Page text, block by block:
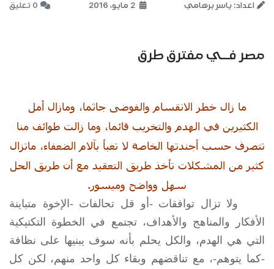
اعداد: ياسر برهامي 2 مايو، 2016 0 تعليق
مصر فــي مفترق طرق
ما زال خطر الانقسام والفوضى جاثما، ومازال أمل
الكثيرين في الهدم والتخريب قائما، وما زالت طوائف منا
تتصرف حسب أجندتها الخاصة لا تعبأ بآلام الضعفاء، ماتزال
كثير من المشكلات تأخذ طريق التعقيد مع أن طريق الحل
سهل وواضح وميسور.
ولا تزال توافقات -أو قل تحالفات -الإخوة متباينة
الأفكار والمناهج والأهداف، تجتمع في الخطوة التكتيكية
التي هي الهدم، والكل يحلم بأنه سوف يبنيها على نظافة
-كما يتوهم-، مع تناقضهم وبقاء كل واحد منهم، لكن كل